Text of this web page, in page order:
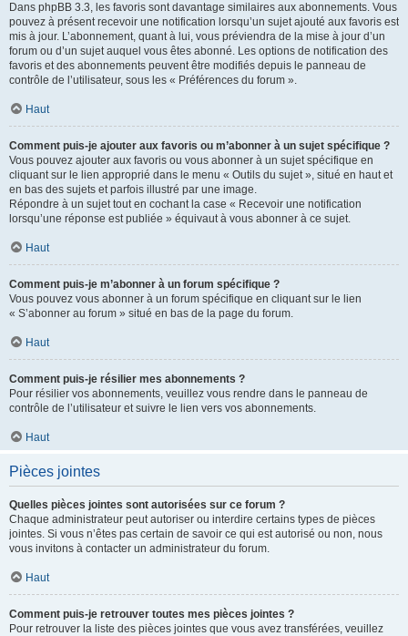
Dans phpBB 3.3, les favoris sont davantage similaires aux abonnements. Vous
pouvez à présent recevoir une notification lorsqu’un sujet ajouté aux favoris est
mis à jour. L’abonnement, quant à lui, vous préviendra de la mise à jour d’un
forum ou d’un sujet auquel vous êtes abonné. Les options de notification des
favoris et des abonnements peuvent être modifiés depuis le panneau de
contrôle de l’utilisateur, sous les « Préférences du forum ».
Haut
Comment puis-je ajouter aux favoris ou m’abonner à un sujet spécifique ?
Vous pouvez ajouter aux favoris ou vous abonner à un sujet spécifique en
cliquant sur le lien approprié dans le menu « Outils du sujet », situé en haut et
en bas des sujets et parfois illustré par une image.
Répondre à un sujet tout en cochant la case « Recevoir une notification
lorsqu’une réponse est publiée » équivaut à vous abonner à ce sujet.
Haut
Comment puis-je m’abonner à un forum spécifique ?
Vous pouvez vous abonner à un forum spécifique en cliquant sur le lien
« S’abonner au forum » situé en bas de la page du forum.
Haut
Comment puis-je résilier mes abonnements ?
Pour résilier vos abonnements, veuillez vous rendre dans le panneau de
contrôle de l’utilisateur et suivre le lien vers vos abonnements.
Haut
Pièces jointes
Quelles pièces jointes sont autorisées sur ce forum ?
Chaque administrateur peut autoriser ou interdire certains types de pièces
jointes. Si vous n’êtes pas certain de savoir ce qui est autorisé ou non, nous
vous invitons à contacter un administrateur du forum.
Haut
Comment puis-je retrouver toutes mes pièces jointes ?
Pour retrouver la liste des pièces jointes que vous avez transférées, veuillez